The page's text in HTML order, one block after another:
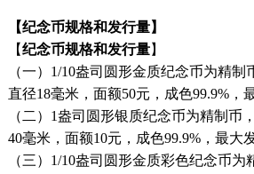
【纪念币规格和发行量】
【纪念币规格和发行量】
（一）1/10盎司圆形金质纪念币为精制
直径18毫米，面额50元，成色99.9%，
（二）1盎司圆形银质纪念币为精制币
40毫米，面额10元，成色99.9%，最大
（三）1/10盎司圆形金质彩色纪念币为